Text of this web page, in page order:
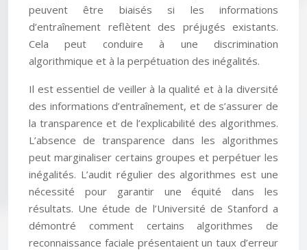
peuvent être biaisés si les informations
d’entraînement reflètent des préjugés existants.
Cela peut conduire à une discrimination
algorithmique et à la perpétuation des inégalités.
Il est essentiel de veiller à la qualité et à la diversité
des informations d’entraînement, et de s’assurer de
la transparence et de l’explicabilité des algorithmes.
L’absence de transparence dans les algorithmes
peut marginaliser certains groupes et perpétuer les
inégalités. L’audit régulier des algorithmes est une
nécessité pour garantir une équité dans les
résultats. Une étude de l’Université de Stanford a
démontré comment certains algorithmes de
reconnaissance faciale présentaient un taux d’erreur